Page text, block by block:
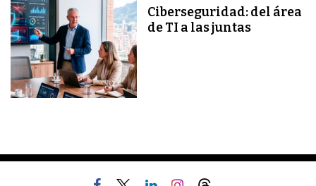
Ciberseguridad: del área
de TI a las juntas